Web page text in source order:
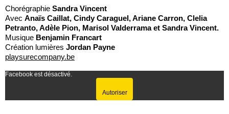
Chorégraphie Sandra Vincent
Avec Anaïs Caillat, Cindy Caraguel, Ariane Carron, Clelia
Petranto, Adèle Pion, Marisol Valderrama et Sandra Vincent.
Musique Benjamin Francart
Création lumières Jordan Payne
playsurecompany.be
Facebook est désactivé.
Autoriser